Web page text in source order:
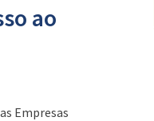
ao
Empresas